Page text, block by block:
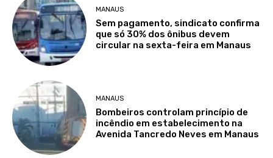
MANAUS
Sem pagamento, sindicato confirma
que só 30% dos ônibus devem
circular na sexta-feira em Manaus
MANAUS
Bombeiros controlam princípio de
incêndio em estabelecimento na
Avenida Tancredo Neves em Manaus